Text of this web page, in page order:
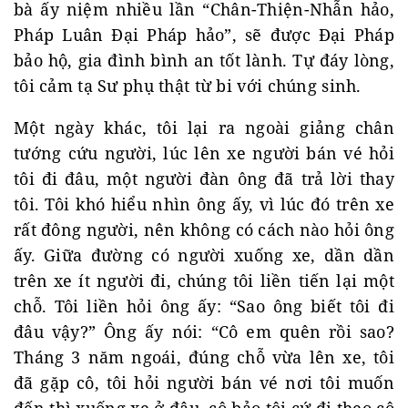
bà ấy niệm nhiều lần “Chân-Thiện-Nhẫn hảo,
Pháp Luân Đại Pháp hảo”, sẽ được Đại Pháp
bảo hộ, gia đình bình an tốt lành. Tự đáy lòng,
tôi cảm tạ Sư phụ thật từ bi với chúng sinh.
Một ngày khác, tôi lại ra ngoài giảng chân
tướng cứu người, lúc lên xe người bán vé hỏi
tôi đi đâu, một người đàn ông đã trả lời thay
tôi. Tôi khó hiểu nhìn ông ấy, vì lúc đó trên xe
rất đông người, nên không có cách nào hỏi ông
ấy. Giữa đường có người xuống xe, dần dần
trên xe ít người đi, chúng tôi liền tiến lại một
chỗ. Tôi liền hỏi ông ấy: “Sao ông biết tôi đi
đâu vậy?” Ông ấy nói: “Cô em quên rồi sao?
Tháng 3 năm ngoái, đúng chỗ vừa lên xe, tôi
đã gặp cô, tôi hỏi người bán vé nơi tôi muốn